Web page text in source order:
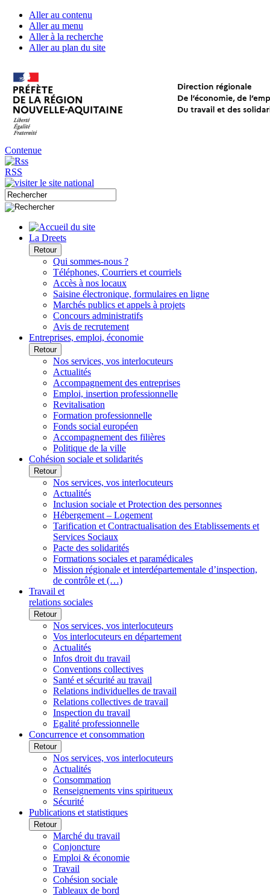
Aller au contenu
Aller au menu
Aller à la recherche
Aller au plan du site
Contenue
RSS
La Dreets
Retour
Qui sommes-nous ?
Téléphones, Courriers et courriels
Accès à nos locaux
Saisine électronique, formulaires en ligne
Marchés publics et appels à projets
Concours administratifs
Avis de recrutement
Entreprises, emploi, économie
Retour
Nos services, vos interlocuteurs
Actualités
Accompagnement des entreprises
Emploi, insertion professionnelle
Revitalisation
Formation professionnelle
Fonds social européen
Accompagnement des filières
Politique de la ville
Cohésion sociale et solidarités
Retour
Nos services, vos interlocuteurs
Actualités
Inclusion sociale et Protection des personnes
Hébergement – Logement
Tarification et Contractualisation des Etablissements et
Services Sociaux
Pacte des solidarités
Formations sociales et paramédicales
Mission régionale et interdépartementale d’inspection,
de contrôle et (…)
Travail et
relations sociales
Retour
Nos services, vos interlocuteurs
Vos interlocuteurs en département
Actualités
Infos droit du travail
Conventions collectives
Santé et sécurité au travail
Relations individuelles de travail
Relations collectives de travail
Inspection du travail
Egalité professionnelle
Concurrence et consommation
Retour
Nos services, vos interlocuteurs
Actualités
Consommation
Renseignements vins spiritueux
Sécurité
Publications et statistiques
Retour
Marché du travail
Conjoncture
Emploi & économie
Travail
Cohésion sociale
Tableaux de bord